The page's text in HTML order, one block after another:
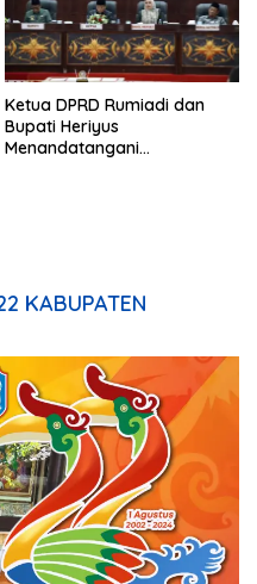
Ketua DPRD Rumiadi dan
Bupati Heriyus
Menandatangani
KABUPATEN